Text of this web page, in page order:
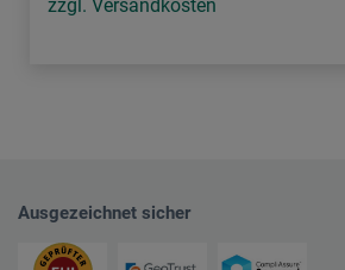
zzgl. Versandkosten
Ausgezeichnet sicher